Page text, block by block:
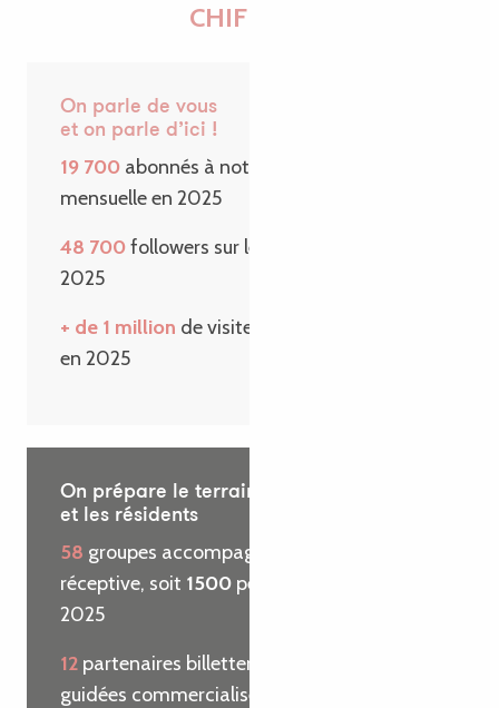
CHIFFRES
On parle de vous
et on parle d’ici !
19 700 abonnés à notre Newsletter
mensuelle en 2025
48 700followers sur les réseaux sociaux en
2025
+ de 1 million de visiteurs sur le site internet
en 2025
On prépare le terrain pour les visiteurs
et les résidents
58 groupes accompagnés par l’agence
réceptive, soit 1500 personnes reçues en
2025
12 partenaires billetterie et
guidées commercialisées pour le compte